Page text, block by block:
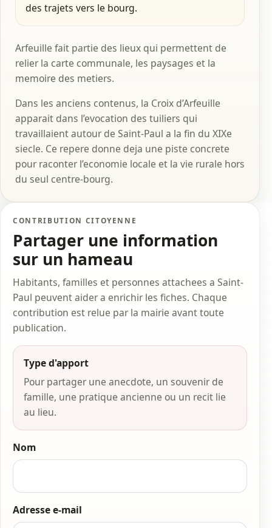
des trajets vers le bourg.
Arfeuille fait partie des lieux qui permettent de
relier la carte communale, les paysages et la
memoire des metiers.
Dans les anciens contenus, la Croix d’Arfeuille
apparait dans l’evocation des tuiliers qui
travaillaient autour de Saint-Paul a la fin du XIXe
siecle. Ce repere donne deja une piste concrete
pour raconter l’economie locale et la vie rurale hors
du seul centre-bourg.
CONTRIBUTION CITOYENNE
Partager une information
sur un hameau
Habitants, familles et personnes attachees a Saint-
Paul peuvent aider a enrichir les fiches. Chaque
contribution est relue par la mairie avant toute
publication.
Type d'apport
Pour partager une anecdote, un souvenir de
famille, une pratique ancienne ou un recit lie
au lieu.
Nom
Adresse e-mail